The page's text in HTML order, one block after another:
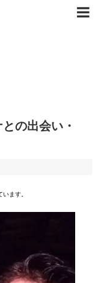
の出会い・
ます。